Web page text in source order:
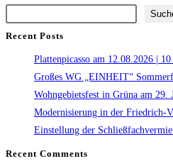
Recent Posts
Plattenpicasso am 12.08.2026 |
Großes WG „EINHEIT“
Wohngebietsfest in Grüna am 29.
Modernisierung in der Friedrich-
Einstellung der
Recent Comments